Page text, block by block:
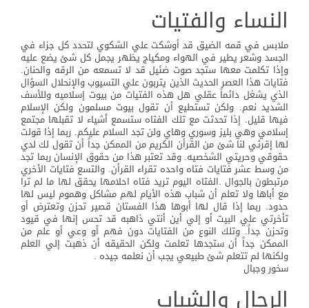
النساء والفتيات
ملابس في قمه الضيق قد أوشكت علي الشكوي لتحدد كل جزاء في
الجسد وشعر يطير في الهواء ومكياج يظهر يجمل كل شئ يضع عليه
وإذا تكلمت معها ستجد صوت ضئيل قد لا تسمعه من الرقه والحنان.
فتايات هذا العصر الحديث الذين يتربون علي التسيوب والإنحلال السؤال
الذي يشغل دائماً عقلي هل هذه الفتيات من بيوت إسلاميه وللأسف
الشديد نعم. ولكن تستطيع أن تقول بيوت مسلمون ولكن الإسلام
فيها قليل. إذا تحدثت مع تلك الفتاه ستسمع أشياء لا تقبلها مجتمع
إسلامي وهي بليز وسوري وهاي ولن تجد السلام عليكم. ربما إذا قولت
لها إقرئي لنا شئ من القرأن الكريم من الممكن جداً أن تقول لك لدي
حقوقي وحريتي الشخصيه. وقد تعتبر هذا من حقوق الإنسان ربما تجد
من وسط عشر فتايات فتاه واحده تقراء القرأن. والتسع فتايات الأخري
مرتبطون بالجوال .الفتاه اليوم تريد فتاه احلامها يحقق لها ما لم ترا
مع أباها ولا تعلم أن شباب هذه الأيام لهم مشاكل وهموم ليس لها
حدود. ربما إذا قال لها أبوها هذا الفستان قصير تحزن وتعترض أو
تأخرتي علي البيت أو إلي أين أنتي ذاهبه قد تحس إنها في قيود
وتحزن جداً. وتلك النوع من الفتايات دون فهم أو وعي أو علم من
الممكن جداً أن ستجدها تعلمت ولكن الحقيقه أن ذهبت إلي العلم
ولكنها لم تتعلم شئ طبيعي يجب أن نعلمه جيده .
سخور وجبال
الرجال والشباب